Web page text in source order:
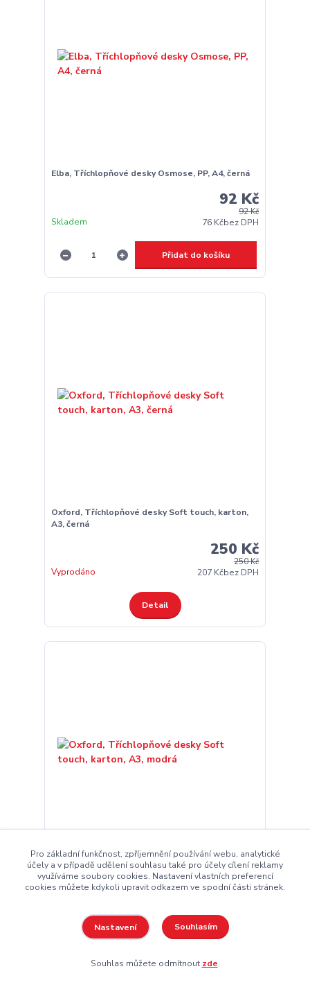
Elba, Tříchlopňové desky Osmose, PP, A4, černá
92 Kč
92 Kč
76 Kčbez DPH
Skladem
Přidat do košíku
Oxford, Tříchlopňové desky Soft touch, karton,
A3, černá
250 Kč
250 Kč
207 Kčbez DPH
Vyprodáno
Detail
Oxford, Tříchlopňové desky Soft touch, karton,
A3, modrá
207 Kč bez DPH
Skladem
Pro základní funkčnost, zpříjemnění používání webu, analytické
účely a v případě udělení souhlasu také pro účely cílení reklamy
využíváme soubory cookies. Nastavení vlastních preferencí
cookies můžete kdykoli upravit odkazem ve spodní části stránek.
Nastavení Souhlasím
Souhlas můžete odmítnout zde.